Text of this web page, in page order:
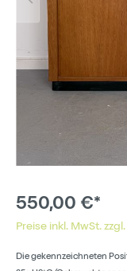
550,00 €*
Preise inkl. MwSt.
Die gekennzeichneten